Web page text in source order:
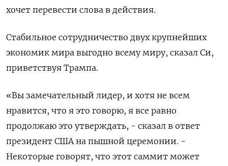
хочет перевести ​слова в действия.
Стабильное сотрудничество двух ‌крупнейших
экономик мира выгодно всему миру, сказал ​Си,
приветствуя Трампа.
«Вы замечательный лидер, и ‌хотя не всем
нравится, что я это говорю, я все равно
продолжаю это ​утверждать, - сказал ​в ответ
президент ‌США на пышной церемонии. -
Некоторые говорят, ​что этот саммит может